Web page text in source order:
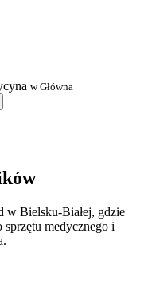
w Główna
w Bielsku-Białej, gdzie
medycznego i